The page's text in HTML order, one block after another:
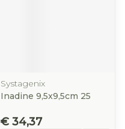
Systagenix
Inadine 9,5x9,5cm 25
€ 34,37